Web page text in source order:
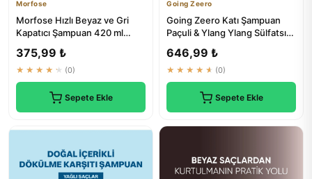
Morfose
Morfose Hızlı Beyaz ve Gri
Kapatıcı Şampuan 420 ml
375,99 ₺
★★★★★ (0)
Sepete Ekle
Going Zeero
Going Zeero Katı Şampuan
Paçuli & Ylang Ylang Sülfatsız
646,99 ₺
★★★★★ (0)
Sepete Ekle